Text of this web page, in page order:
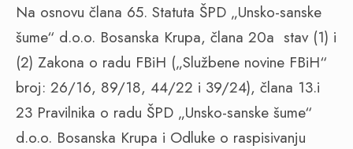
Na osnovu člana 65. Statuta ŠPD „Unsko-sanske
šume“ d.o.o. Bosanska Krupa, člana 20a stav (1) i
(2) Zakona o radu FBiH („Službene novine FBiH“
broj: 26/16, 89/18, 44/22 i 39/24), člana 13.i
23 Pravilnika o radu ŠPD „Unsko-sanske šume“
d.o.o. Bosanska Krupa i Odluke o raspisivanju